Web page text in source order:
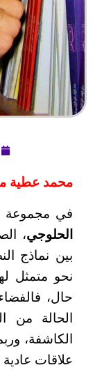
محمد عطية
في
الحلوجي،
بين نماذج
نحو متمثل
حال،
الحالة من
الكاشفة،
علاقات